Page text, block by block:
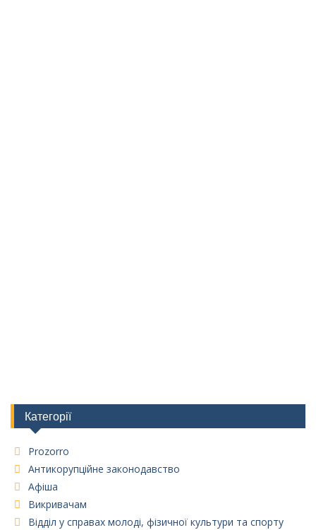
Категорії
Prozorro
Антикорупційне законодавство
Афіша
Викривачам
Відділ у справах молоді, фізичної культури та спорту